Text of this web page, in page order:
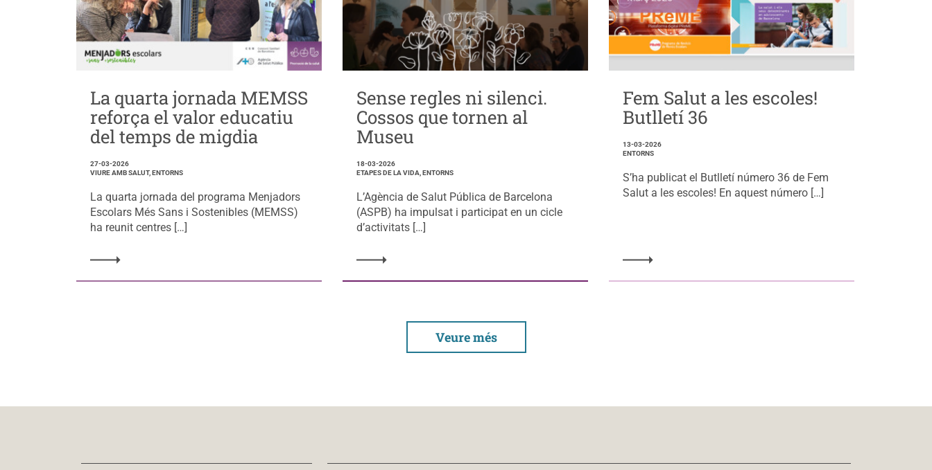
La quarta jornada MEMSS
reforça el valor educatiu
del temps de migdia
27-03-2026
VIURE AMB SALUT, ENTORNS
La quarta jornada del programa Menjadors
Escolars Més Sans i Sostenibles (MEMSS)
ha reunit centres […]
Sense regles ni silenci.
Cossos que tornen al
Museu
18-03-2026
ETAPES DE LA VIDA, ENTORNS
L’Agència de Salut Pública de Barcelona
(ASPB) ha impulsat i participat en un cicle
d’activitats […]
Fem Salut a les escoles!
Butlletí 36
13-03-2026
ENTORNS
S’ha publicat el Butlletí número 36 de Fem
Salut a les escoles! En aquest número […]
Veure més